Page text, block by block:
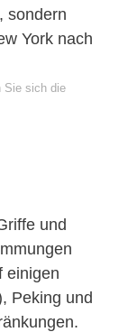
sondern
York nach
Sie sich die
und
einigen
Peking und